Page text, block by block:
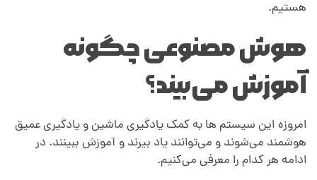
هستیم.
هوش مصنوعی چگونه
آموزش می‌بیند؟
امروزه این سیستم ها به کمک یادگیری ماشین و یادگیری عمیق
هوشمند می‌شوند و می‌توانند یاد بیرند و آموزش ببینند. در
ادامه هر کدام را معرفی می‌کنیم.